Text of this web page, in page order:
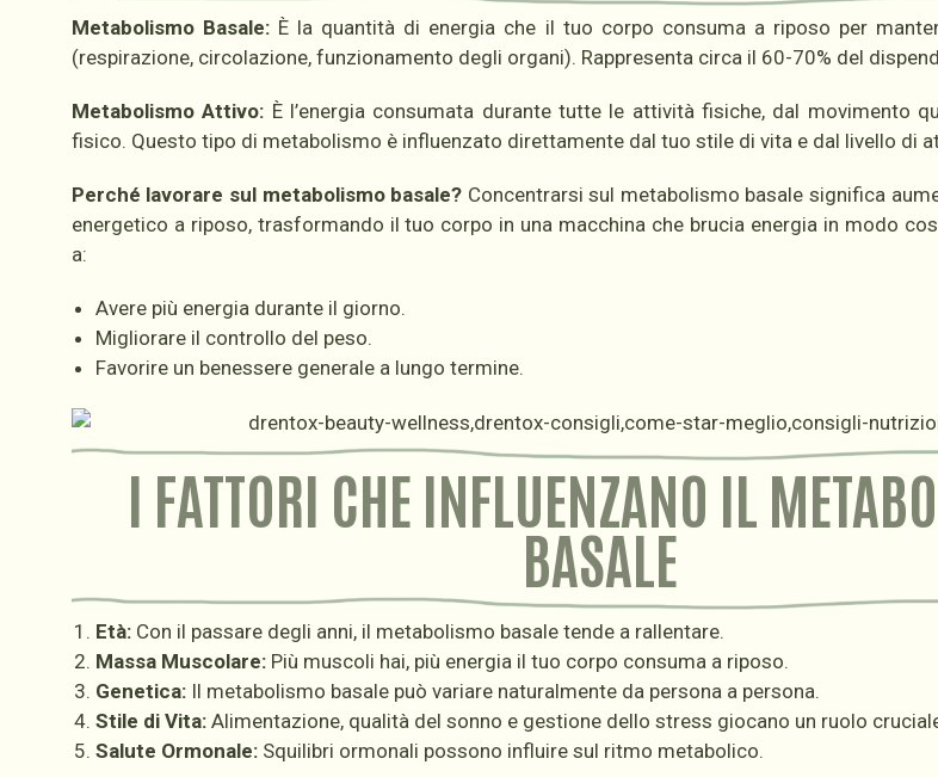
Metabolismo Basale:È la quantità di energia che il tuo corpo consuma a riposo per
(respirazione, circolazione, funzionamento degli organi). Rappresenta circa il 60-70% del
Metabolismo Attivo: È l’energia consumata durante tutte le attività fisiche, dal movimento
fisico. Questo tipo di metabolismo è influenzato direttamente dal tuo stile di vita e dal livello di
Perché lavorare sul metabolismo basale? Concentrarsi sul metabolismo basale significa
energetico a riposo, trasformando il tuo corpo in una macchina che brucia energia in modo
a:
Avere più energia durante il giorno.
Migliorare il controllo del peso.
Favorire un benessere generale a lungo termine.
I FATTORI CHE INFLUENZANO IL
BASALE
Età:Con il passare degli anni, il metabolismo basale tende a rallentare.
Massa Muscolare:Più muscoli hai, più energia il tuo corpo consuma a riposo.
Genetica:Il metabolismo basale può variare naturalmente da persona a persona.
Stile di Vita:Alimentazione, qualità del sonno e gestione dello stress giocano un ruolo
Salute Ormonale:Squilibri ormonali possono influire sul ritmo metabolico.